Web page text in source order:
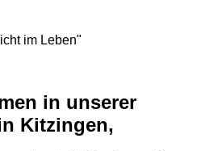
im Leben"
in unserer
Kitzingen,